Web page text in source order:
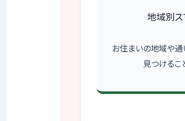
地域別ス
お住まいの地域や
見つけるこ